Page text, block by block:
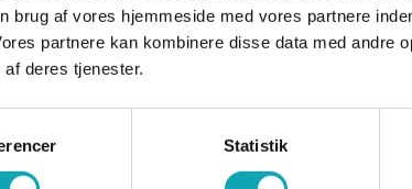
brug af vores hjemmeside med vores partnere
partnere kan kombinere disse data med andre
deres tjenester.
Statistik